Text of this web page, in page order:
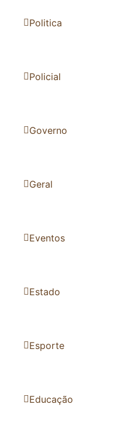
Politica
Policial
Governo
Geral
Eventos
Estado
Esporte
Educação